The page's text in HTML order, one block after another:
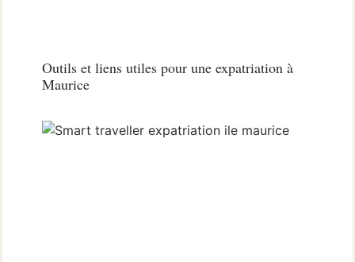
Outils et liens utiles pour une expatriation à
Maurice